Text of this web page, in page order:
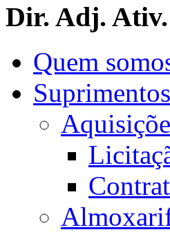
Dir. Adj.
Quem
Suprimentos